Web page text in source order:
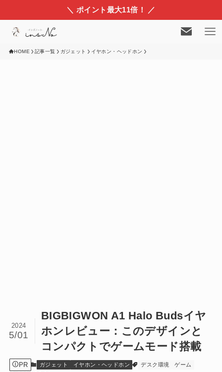
＼ ポイント最大11倍！ ／
HOME 記事一覧 ガジェット イヤホン・ヘッドホン
BIGBIGWON A1 Halo Budsイヤ
ホンレビュー：このデザインと
コンパクトでゲームモード搭載
2024
5/01
PR ガジェット イヤホン・ヘッドホン デスク環境 ゲーム